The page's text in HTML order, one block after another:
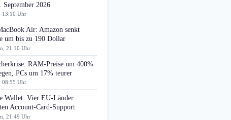
September 2026
13:10 Uhr
Air: Amazon senkt
um bis zu 190 Dollar
21:10 Uhr
RAM-Preise um 400%
PCs um 17% teurer
08:55 Uhr
Wallet: Vier EU-Länder
Account-Card-Support
21:49 Uhr